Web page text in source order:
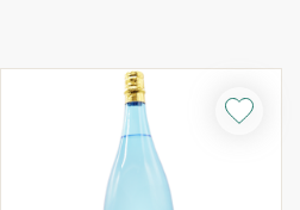
ック、水割り、湯割りと飲み方を選ば
ず、日常の一杯としても重宝される
極上のレギュラー酒です。
クセのない飲みやすさと、穏やかな